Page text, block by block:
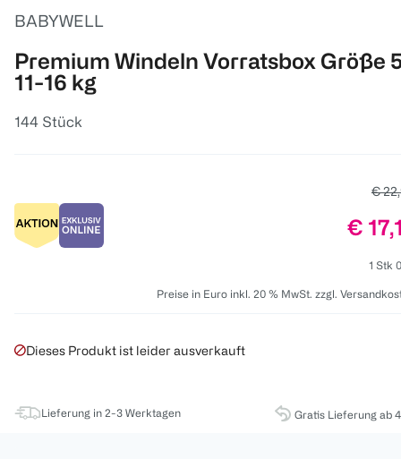
BABYWELL
Premium Windeln Vorratsbox Größe
11-16 kg
144 Stück
€
€
1 Stk
Preise in Euro inkl. 20 % MwSt. zzgl.
Dieses Produkt ist leider ausverkauft
Lieferung in 2-3 Werktagen Gratis Lieferung ab